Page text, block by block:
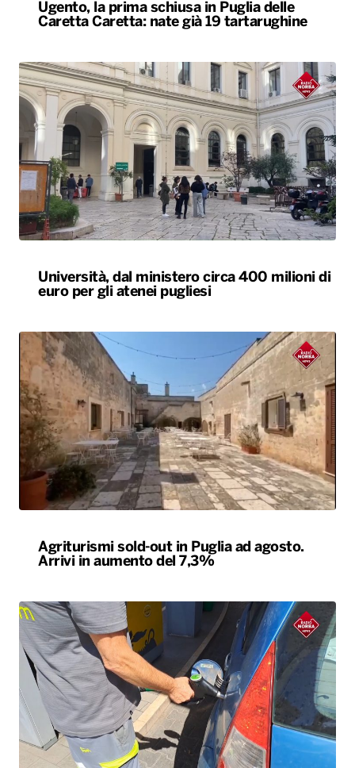
Ugento, la prima schiusa in Puglia delle
Caretta Caretta: nate già 19 tartarughine
Università, dal ministero circa 400 milioni di
euro per gli atenei pugliesi
Agriturismi sold-out in Puglia ad agosto.
Arrivi in aumento del 7,3%